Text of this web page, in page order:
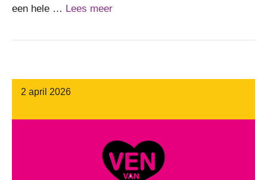
een hele … Lees meer
2 april 2026